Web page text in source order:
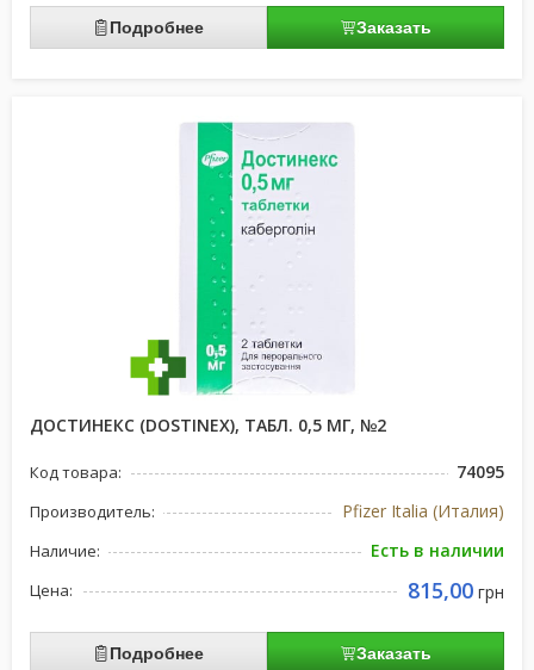
Подробнее Заказать
ДОСТИНЕКС (DOSTINEX), ТАБЛ. 0,5 МГ, №2
Код товара: 74095
Производитель: Pfizer Italia (Италия)
Наличие: Есть в наличии
Цена: 815,00 грн
Подробнее Заказать